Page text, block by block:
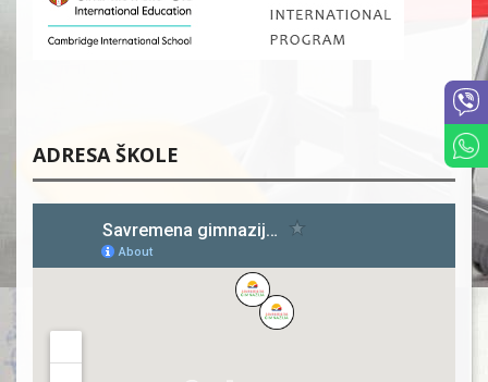
ADRESA ŠKOLE